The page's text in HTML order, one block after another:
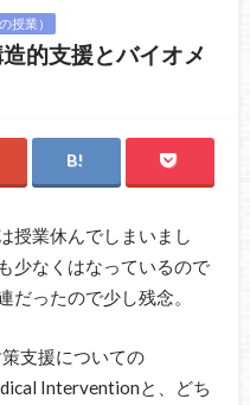
授業）
的支援とバイオメ
授業休んでしまいまし
少なくはなっているので
だったので少し残念。
支援についての
Interventionと、どち